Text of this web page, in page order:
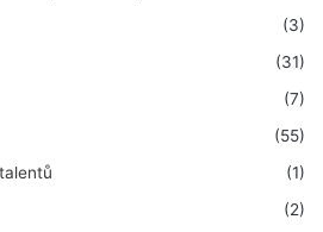
(3)
(31)
(7)
(55)
(1)
(2)